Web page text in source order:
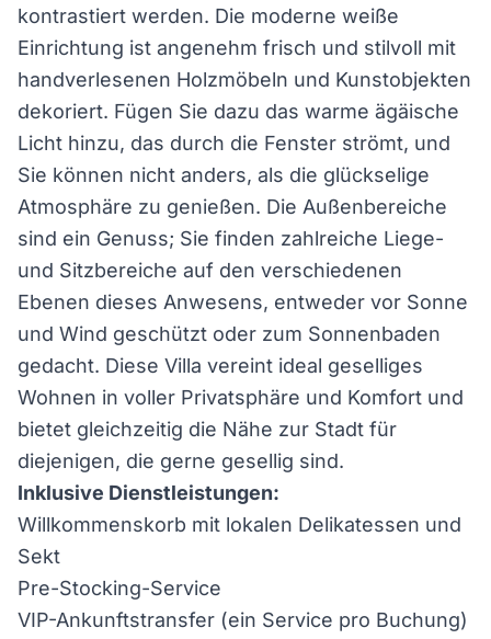
kontrastiert werden. Die moderne weiße
Einrichtung ist angenehm frisch und stilvoll mit
handverlesenen Holzmöbeln und Kunstobjekten
dekoriert. Fügen Sie dazu das warme ägäische
Licht hinzu, das durch die Fenster strömt, und
Sie können nicht anders, als die glückselige
Atmosphäre zu genießen. Die Außenbereiche
sind ein Genuss; Sie finden zahlreiche Liege-
und Sitzbereiche auf den verschiedenen
Ebenen dieses Anwesens, entweder vor Sonne
und Wind geschützt oder zum Sonnenbaden
gedacht. Diese Villa vereint ideal geselliges
Wohnen in voller Privatsphäre und Komfort und
bietet gleichzeitig die Nähe zur Stadt für
diejenigen, die gerne gesellig sind.
Inklusive Dienstleistungen:
Willkommenskorb mit lokalen Delikatessen und
Sekt
Pre-Stocking-Service
VIP-Ankunftstransfer (ein Service pro Buchung)